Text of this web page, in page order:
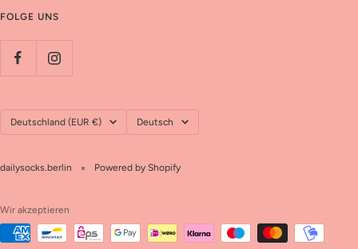
FOLGE UNS
Land/Region
Deutschland (EUR €) Sprache
Deutsch
dailysocks.berlin Powered by Shopify
Wir akzeptieren